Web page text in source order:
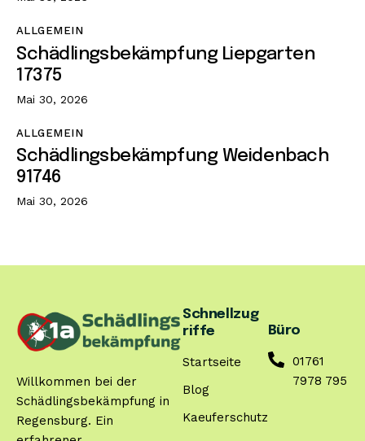
ALLGEMEIN
Schädlingsbekämpfung Liepgarten
17375
Mai 30, 2026
ALLGEMEIN
Schädlingsbekämpfung Weidenbach
91746
Mai 30, 2026
Willkommen bei der
Schädlingsbekämpfung in
Regensburg. Ein
Schnellzug
riffe
Startseite
Blog
Kaeuferschutz
Büro
01761
7978 795